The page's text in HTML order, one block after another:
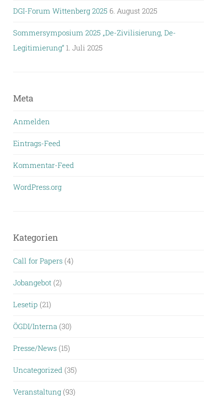
DGI-Forum Wittenberg 2025 6. August 2025
Sommersymposium 2025 „De-Zivilisierung, De-
Legitimierung“ 1. Juli 2025
Meta
Anmelden
Eintrags-Feed
Kommentar-Feed
WordPress.org
Kategorien
Call for Papers (4)
Jobangebot (2)
Lesetip (21)
ÖGDI/Interna (30)
Presse/News (15)
Uncategorized (35)
Veranstaltung (93)